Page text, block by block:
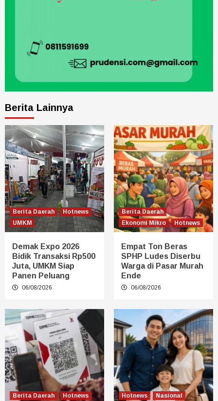
Berita Lainnya
Berita Daerah
Hotnews
UMKM
Demak Expo 2026
Bidik Transaksi Rp500
Juta, UMKM Siap
Panen Peluang
06/08/2026
Berita Daerah
Ekonomi Mikro
Hotnews
Empat Ton Beras
SPHP Ludes Diserbu
Warga di Pasar Murah
Ende
06/08/2026
Berita Daerah
Hotnews
Hotnews
Nasional